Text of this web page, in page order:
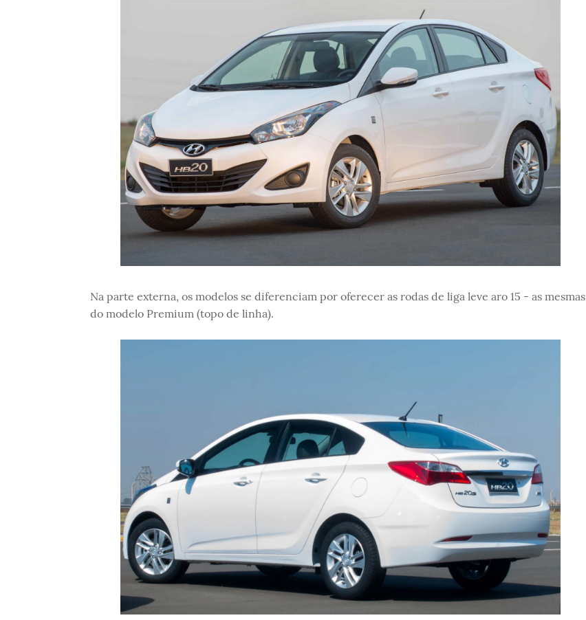
Na parte externa, os modelos se diferenciam por oferecer as rodas de liga leve aro 15 - as mesmas
do modelo Premium (topo de linha).